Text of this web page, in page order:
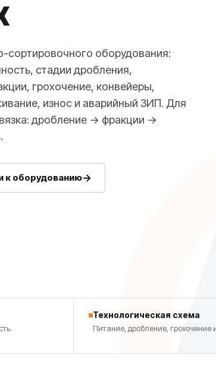
оборудования:
стадии дробления,
грохочение, конвейеры,
износ и аварийный ЗИП. Для
дробление → фракции →
к оборудованию→
Технологическая схема
Питание, дробление, грохочение